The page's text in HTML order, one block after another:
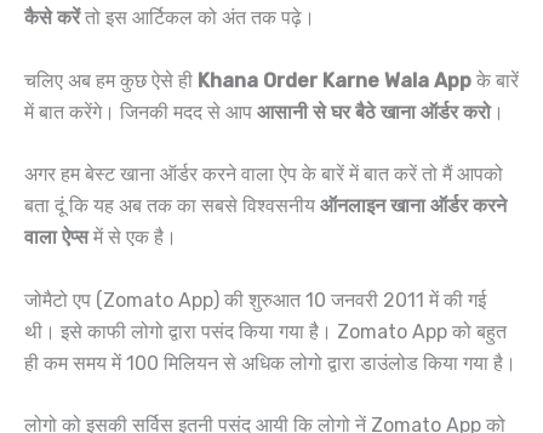
कैसे करेंतो इस आर्टिकल को अंत तक पढ़े।
चलिए अब हम कुछ ऐसे ही Khana Order Karne Wala App के बारें
में बात करेंगे। जिनकी मदद से आप आसानी से घर बैठे खाना ऑर्डर करो।
अगर हम बेस्ट खाना ऑर्डर करने वाला ऐप के बारें में बात करें तो मैं आपको
बता दूं कि यह अब तक का सबसे विश्वसनीय ऑनलाइन खाना ऑर्डर करने
वाला ऐप्समें से एक है।
जोमैटो एप (Zomato App) की शुरुआत 10 जनवरी 2011 में की गई
थी। इसे काफी लोगो द्वारा पसंद किया गया है। Zomato App को बहुत
ही कम समय में 100 मिलियन से अधिक लोगो द्वारा डाउंलोड किया गया है।
लोगो को इसकी सर्विस इतनी पसंद आयी कि लोगो नें Zomato App को